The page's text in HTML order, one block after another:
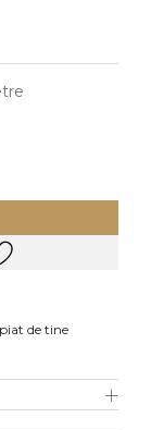
Vezi toate
de tine